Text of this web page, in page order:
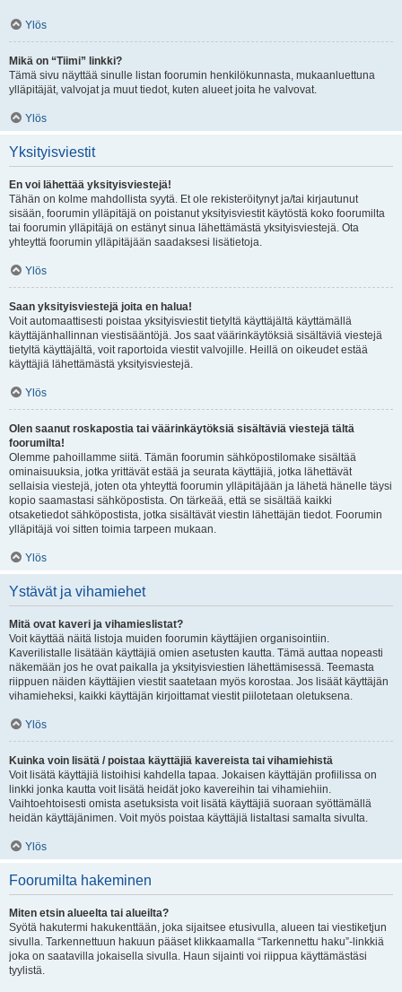
Ylös
Mikä on “Tiimi” linkki?
Tämä sivu näyttää sinulle listan foorumin henkilökunnasta, mukaanluettuna
ylläpitäjät, valvojat ja muut tiedot, kuten alueet joita he valvovat.
Ylös
Yksityisviestit
En voi lähettää yksityisviestejä!
Tähän on kolme mahdollista syytä. Et ole rekisteröitynyt ja/tai kirjautunut
sisään, foorumin ylläpitäjä on poistanut yksityisviestit käytöstä koko foorumilta
tai foorumin ylläpitäjä on estänyt sinua lähettämästä yksityisviestejä. Ota
yhteyttä foorumin ylläpitäjään saadaksesi lisätietoja.
Ylös
Saan yksityisviestejä joita en halua!
Voit automaattisesti poistaa yksityisviestit tietyltä käyttäjältä käyttämällä
käyttäjänhallinnan viestisääntöjä. Jos saat väärinkäytöksiä sisältäviä viestejä
tietyltä käyttäjältä, voit raportoida viestit valvojille. Heillä on oikeudet estää
käyttäjiä lähettämästä yksityisviestejä.
Ylös
Olen saanut roskapostia tai väärinkäytöksiä sisältäviä viestejä tältä
foorumilta!
Olemme pahoillamme siitä. Tämän foorumin sähköpostilomake sisältää
ominaisuuksia, jotka yrittävät estää ja seurata käyttäjiä, jotka lähettävät
sellaisia viestejä, joten ota yhteyttä foorumin ylläpitäjään ja lähetä hänelle täysi
kopio saamastasi sähköpostista. On tärkeää, että se sisältää kaikki
otsaketiedot sähköpostista, jotka sisältävät viestin lähettäjän tiedot. Foorumin
ylläpitäjä voi sitten toimia tarpeen mukaan.
Ylös
Ystävät ja vihamiehet
Mitä ovat kaveri ja vihamieslistat?
Voit käyttää näitä listoja muiden foorumin käyttäjien organisointiin.
Kaverilistalle lisätään käyttäjiä omien asetusten kautta. Tämä auttaa nopeasti
näkemään jos he ovat paikalla ja yksityisviestien lähettämisessä. Teemasta
riippuen näiden käyttäjien viestit saatetaan myös korostaa. Jos lisäät käyttäjän
vihamieheksi, kaikki käyttäjän kirjoittamat viestit piilotetaan oletuksena.
Ylös
Kuinka voin lisätä / poistaa käyttäjiä kavereista tai vihamiehistä
Voit lisätä käyttäjiä listoihisi kahdella tapaa. Jokaisen käyttäjän profiilissa on
linkki jonka kautta voit lisätä heidät joko kavereihin tai vihamiehiin.
Vaihtoehtoisesti omista asetuksista voit lisätä käyttäjiä suoraan syöttämällä
heidän käyttäjänimen. Voit myös poistaa käyttäjiä listaltasi samalta sivulta.
Ylös
Foorumilta hakeminen
Miten etsin alueelta tai alueilta?
Syötä hakutermi hakukenttään, joka sijaitsee etusivulla, alueen tai viestiketjun
sivulla. Tarkennettuun hakuun pääset klikkaamalla “Tarkennettu haku”-linkkiä
joka on saatavilla jokaisella sivulla. Haun sijainti voi riippua käyttämästäsi
tyylistä.